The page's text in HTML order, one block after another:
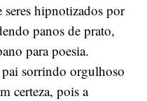
seres hipnotizados por
panos de prato,
para poesia.
sorrindo orgulhoso
certeza, pois a